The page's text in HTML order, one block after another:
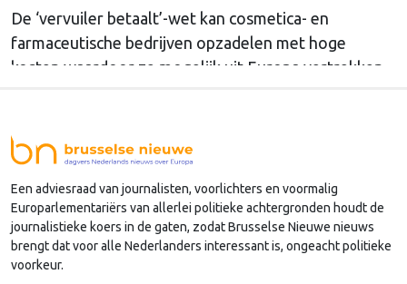
De ‘vervuiler betaalt’-wet kan cosmetica- en
farmaceutische bedrijven opzadelen met hoge
kosten waardoor ze mogelijk uit Europa vertrekken.
Een adviesraad van journalisten, voorlichters en voormalig
Europarlementariërs van allerlei politieke achtergronden houdt de
journalistieke koers in de gaten, zodat Brusselse Nieuwe nieuws
brengt dat voor alle Nederlanders interessant is, ongeacht politieke
voorkeur.